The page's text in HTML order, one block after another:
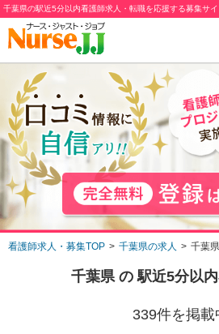
千葉県の駅近5分以内看護師求人・転職を応援する募集サイ
看護師求人・募集TOP 千葉県の求人 千葉
千葉県の駅近5分以内
339件を掲載